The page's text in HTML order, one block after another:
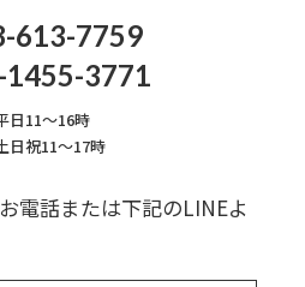
613-7759
1455-3771
日11〜16時
日祝11〜17時
電話または下記のLINEよ